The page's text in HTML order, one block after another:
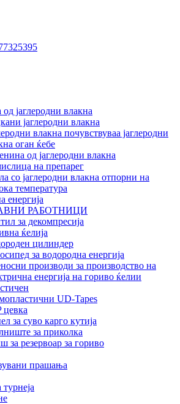
јаглеродни влакна
јаглеродни влакна
влакна почувствуваа јаглеродни
оган ќебе
од јаглеродни влакна
на препарег
со јаглеродни влакна отпорни на
температура
енергија
РАБОТНИЦИ
за декомпресија
ќелија
цилиндер
за водородна енергија
производи за производство на
енергија на гориво ќелии
UD-Tapes
цевка
за суво карго кутија
за приколка
за резервоар за гориво
прашања